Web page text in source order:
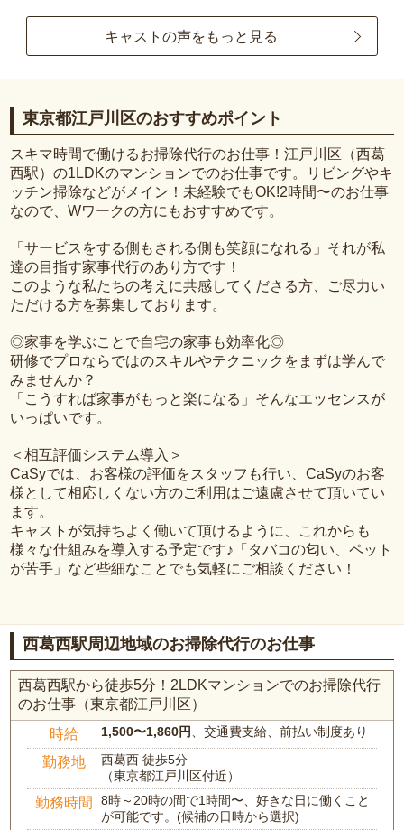
キャストの声をもっと見る
東京都江戸川区のおすすめポイント
スキマ時間で働けるお掃除代行のお仕事！江戸川区（西葛
西駅）の1LDKのマンションでのお仕事です。リビングやキ
ッチン掃除などがメイン！未経験でもOK!2時間〜のお仕事
なので、Wワークの方にもおすすめです。
「サービスをする側もされる側も笑顔になれる」それが私
達の目指す家事代行のあり方です！
このような私たちの考えに共感してくださる方、ご尽力い
ただける方を募集しております。
◎家事を学ぶことで自宅の家事も効率化◎
研修でプロならではのスキルやテクニックをまずは学んで
みませんか？
「こうすれば家事がもっと楽になる」そんなエッセンスが
いっぱいです。
＜相互評価システム導入＞
CaSyでは、お客様の評価をスタッフも行い、CaSyのお客
様として相応しくない方のご利用はご遠慮させて頂いてい
ます。
キャストが気持ちよく働いて頂けるように、これからも
様々な仕組みを導入する予定です♪「タバコの匂い、ペット
が苦手」など些細なことでも気軽にご相談ください！
西葛西駅周辺地域のお掃除代行のお仕事
西葛西駅から徒歩5分！2LDKマンションでのお掃除代行
のお仕事（東京都江戸川区）
時給 1,500〜1,860円、交通費支給、前払い制度あり
勤務地
西葛西 徒歩5分
（東京都江戸川区付近）
勤務時間
8時～20時の間で1時間〜、好きな日に働くこと
が可能です。(候補の日時から選択)